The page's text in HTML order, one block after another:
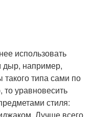
использовать
дыр, например,
такого типа сами по
уравновесить
стиля: